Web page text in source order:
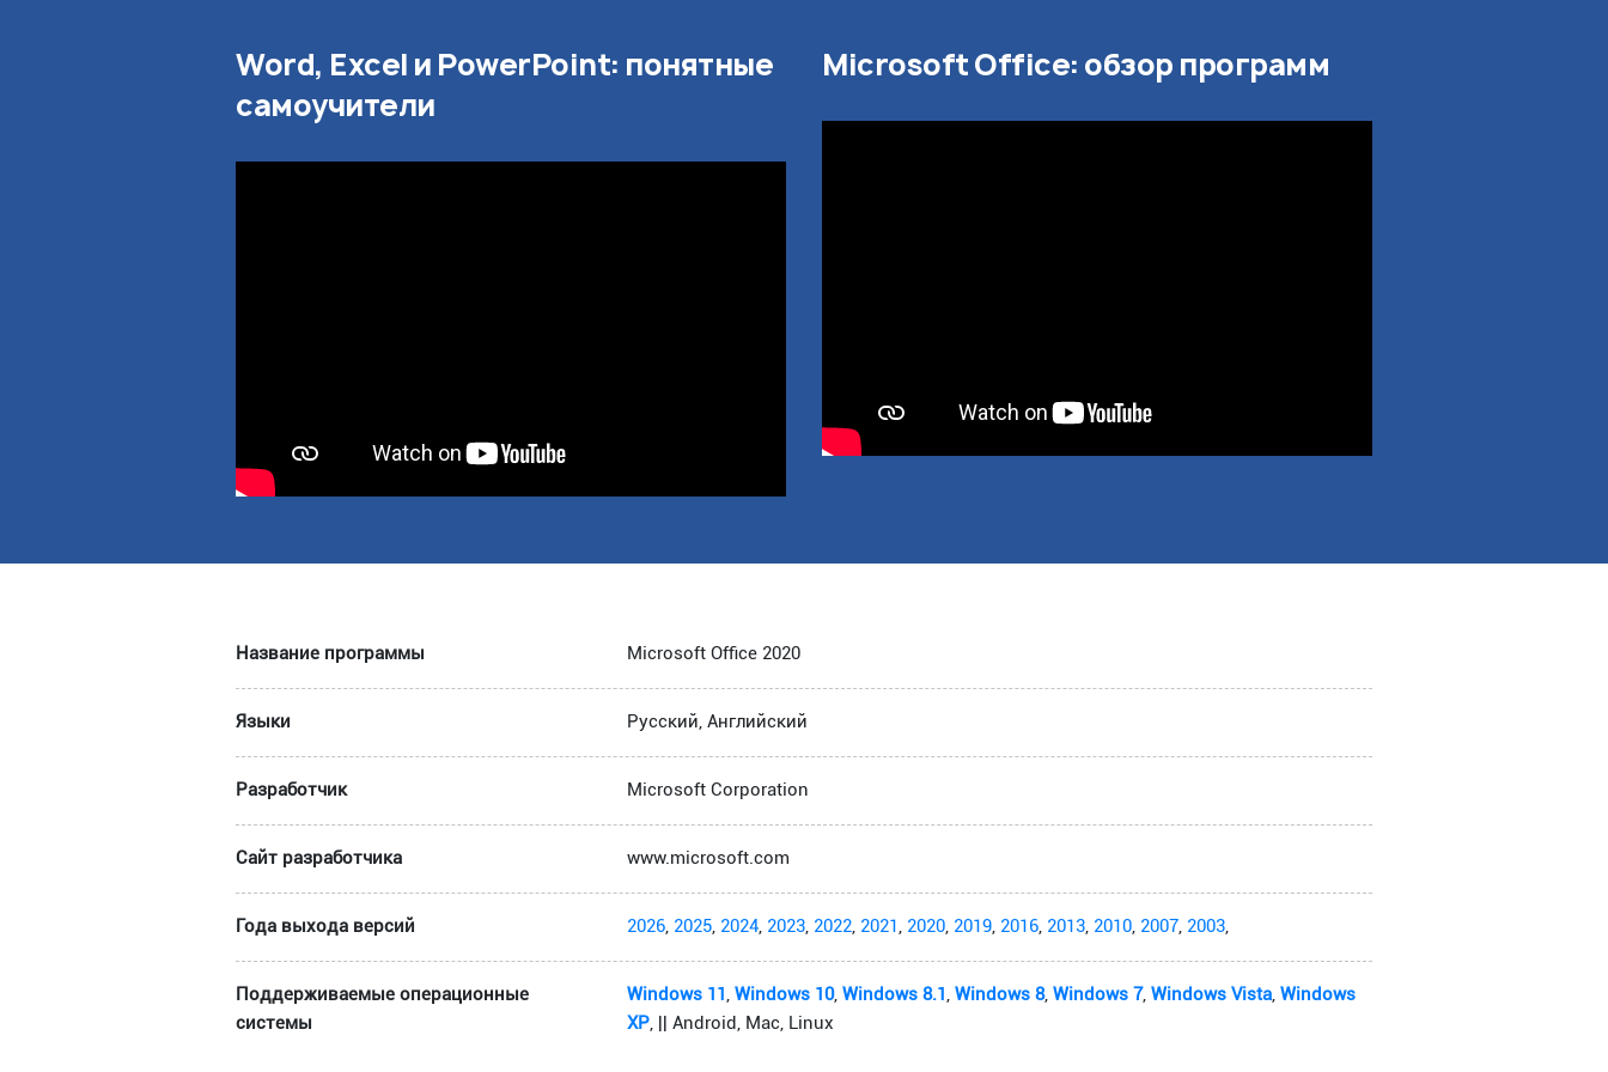
Word, Excel и PowerPoint: понятные
самоучители
Microsoft Office: обзор программ
Название программы Microsoft Office 2020
Языки Русский, Английский
Разработчик Microsoft Corporation
Сайт разработчика www.microsoft.com
Года выхода версий 2026, 2025, 2024, 2023, 2022, 2021, 2020, 2019, 2016, 2013, 2010, 2007, 2003,
Поддерживаемые операционные
системы
Windows 11 , Windows 10, Windows 8.1 , Windows 8, Windows 7, Windows Vista, Windows
XP, || Android, Mac, Linux